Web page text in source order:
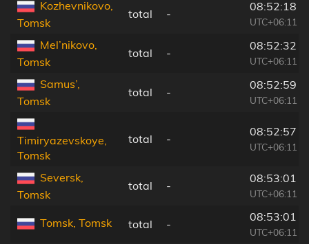
Kozhevnikovo,
Tomsk
total -
08:52:18
UTC+06:11
Mel’nikovo,
Tomsk
total -
08:52:32
UTC+06:11
Samus’,
Tomsk
total -
08:52:59
UTC+06:11
Timiryazevskoye,
Tomsk
total -
08:52:57
UTC+06:11
Seversk,
Tomsk
total -
08:53:01
UTC+06:11
Tomsk, Tomsk total -
08:53:01
UTC+06:11